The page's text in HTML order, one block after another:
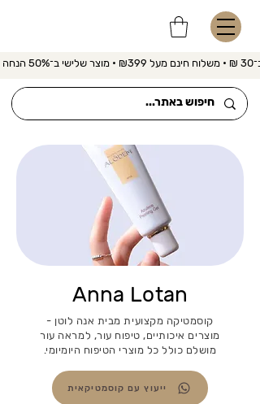
הנחה
Anna Lotan
קוסמטיקה מקצועית מבית אנה לוטן -
מוצרים איכותיים, טיפוח עור, למראה עור
מושלם כולל כל מוצרי הטיפוח היומיומי.
ייעוץ עם קוסמטיקאית